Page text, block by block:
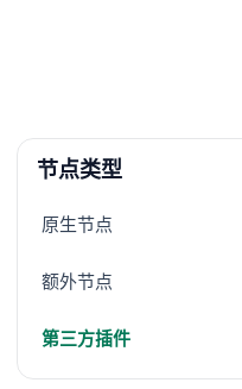
节点类型
原生节点
额外节点
第三方插件